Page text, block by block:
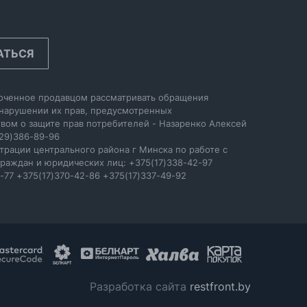
продавцом рассматривать обращения
их прав, предусмотренных
о защите прав потребителей - Назаренко Алексей
89-96
центрального района г Минска по работе с
и юридических лиц: +375(17)338-42-97
77 +375(17)370-42-86 +375(17)337-49-92
Разработка сайта restfront.by